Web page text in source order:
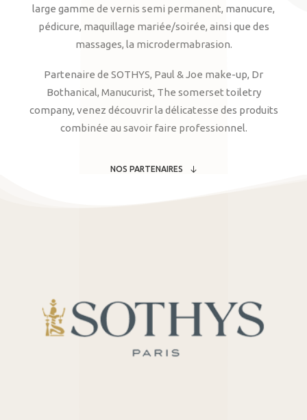
large gamme de vernis semi permanent, manucure,
pédicure, maquillage mariée/soirée, ainsi que des
massages, la microdermabrasion.
Partenaire de SOTHYS, Paul & Joe make-up, Dr
Bothanical, Manucurist, The somerset toiletry
company, venez découvrir la délicatesse des produits
combinée au savoir faire professionnel.
NOS PARTENAIRES